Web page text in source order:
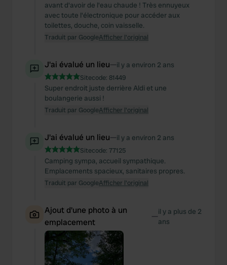
avant d'avoir de l'eau chaude ! Très ennuyeux
avec toute l'électronique pour accéder aux
toilettes, douche, coin vaisselle.
Traduit par GoogleAfficher l'original
J'ai évalué un lieu—il y a environ 2 ans
Sitecode: 81449
Super endroit juste derrière Aldi et une
boulangerie aussi !
Traduit par GoogleAfficher l'original
J'ai évalué un lieu—il y a environ 2 ans
Sitecode: 77125
Camping sympa, accueil sympathique.
Emplacements spacieux, sanitaires propres.
Traduit par GoogleAfficher l'original
Ajout d'une photo à un
emplacement
—il y a plus de 2
ans